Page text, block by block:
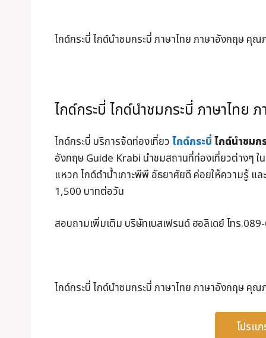
ไกด์กระบี่ ไกด์นำชมกระบี่ ภาษาไทย ภาษาอังกฤษ คุ
ไกด์กระบี่ ไกด์นำชมกระบี่ ภาษาไทย
ไกด์กระบี่ บริการจ้ดท่องเที่ยวไกด์กระบี่ไกด์นำชมก
อังกฤษ Guide Krabi นำชมสถานที่ท่องเที่ยวต่างๆ ใน
แหวก ไกด์ดำน้ำเกาะพีพี อัธยาศัยดี ค่อยให้ความรู้ แ
1,500 บาทต่อวัน
สอบถามเพิ่มเติม บริษัทเบสเฟรนด์ ฮอลิเดย์ โทร
ไกด์กระบี่ ไกด์นำชมกระบี่ ภาษาไทย ภาษาอังกฤษ คุ
โปรแ